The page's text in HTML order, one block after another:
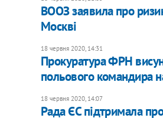
ВООЗ заявила про
Москві
18 червня 2020, 14:31
Прокуратура ФРН
польового командира
18 червня 2020, 14:07
Рада ЄС підтримала